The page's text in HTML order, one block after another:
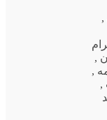
,
,
,
,